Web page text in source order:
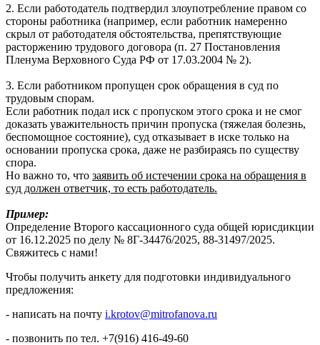
2. Если работодатель подтвердил злоупотребление правом со
стороны работника (например, если работник намеренно
скрыл от работодателя обстоятельства, препятствующие
расторжению трудового договора (п. 27 Постановления
Пленума Верховного Суда РФ от 17.03.2004 № 2).
3. Если работником пропущен срок обращения в суд по
трудовым спорам.
Если работник подал иск с пропуском этого срока и не смог
доказать уважительность причин пропуска (тяжелая болезнь,
беспомощное состояние), суд отказывает в иске только на
основании пропуска срока, даже не разбираясь по существу
спора.
Но важно то, что заявить об истечении срока на обращения в
суд должен ответчик, то есть работодатель.
Пример:
Определение Второго кассационного суда общей юрисдикции
от 16.12.2025 по делу № 8Г-34476/2025, 88-31497/2025.
Свяжитесь с нами!
Чтобы получить анкету для подготовки индивидуального
предложения:
- написать на почту i.krotov@mitrofanova.ru
- позвонить по тел. +7(916) 416-49-60